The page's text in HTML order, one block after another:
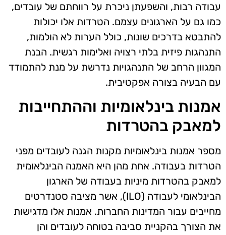
עבודה רבות, והשפעתן ניכרת על רווחתם של עובדים,
כמו גם על הארגונים עצמם. הטרדות אלו יכולות
להתבטא בדרכים שונות, כולל הערות לא הולמות,
התנהגות פיזית בלתי רצויה ואלימות רגשית. הבנת
המגוון הרחב של התנהגויות נדרשת על מנת להתמודד
עם הבעיה בצורה אפקטיבית.
אמנות בינלאומיות וההתחייבות
למאבק בהטרדות
מספר אמנות בינלאומיות מקנות הגנה לעובדים מפני
הטרדות בעבודה. אחת מהן היא האמנה הבינלאומית
למאבק בהטרדות מיניות בעבודה של הארגון
הבינלאומי לעבודה (ILO), אשר מציבה סטנדרטים
מחייבים עבור המדינות החברות. אמנות אלו מדגישות
את הצורך בהקניית סביבה בטוחה לעובדים והן